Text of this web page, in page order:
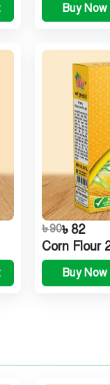
Buy Now
৳ 90৳ 82
Corn Flour
Buy Now